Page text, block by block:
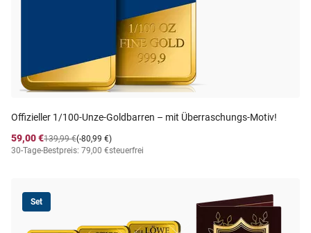
Offizieller 1/100-Unze-Goldbarren – mit Überraschungs-Motiv!
59,00 €
(-80,99 €)
139,99 €
30-Tage-Bestpreis: 79,00 €steuerfrei
Set